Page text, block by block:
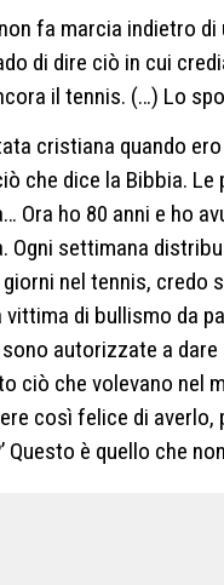
fa marcia indietro di
di dire ciò in cui
il tennis. (…) Lo
cristiana quando
che dice la Bibbia.
Ora ho 80 anni e ho
Ogni settimana
nel tennis, credo
di bullismo da
autorizzate a
ciò che volevano nel
così felice di averlo,
Questo è quello che